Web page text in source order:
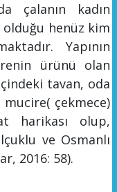
çalanın kadın
henüz kim
Yapının
ürünü olan
tavan, oda
mucire( çekmece)
harikası olup,
ve Osmanlı
2016: 58).